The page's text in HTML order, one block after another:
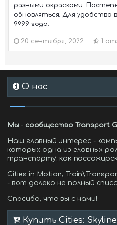
разными окрасками.
обновляться. Для удобства
9999 года.
20 сентября, 2022 1
О нас
Мы - сообщество Transport
Наш главный интерес -
которых одна из главных
транспорту: как
Cities in Motion,
- вот далеко не полный
Спасибо, что вы с нами!
Купить Cities: